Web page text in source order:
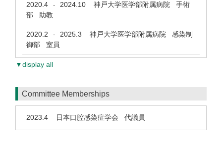
2020.4 - 2024.10 神戸大学医学部附属病院 手術
部 助教
2020.2 - 2025.3 神戸大学医学部附属病院 感染制
御部 室員
▼display all
Committee Memberships
2023.4 日本口腔感染症学会 代議員